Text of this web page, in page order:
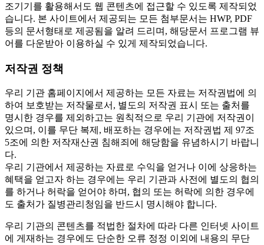
조기기를 활용해서도 웹 콘텐츠에 접근할 수 있도록 제작되었
습니다. 본 사이트에서 제공되는 모든 첨부문서는 HWP, PDF
등의 문서형태로 제공됨을 알려 드리며, 해당문서 프로그램 뷰
어를 다운받아 이용하실 수 있게 제작되었습니다.
저작권 정책
우리 기관 홈페이지에서 제공하는 모든 자료는 저작권법에 의
하여 보호받는 저작물로서, 별도의 저작권 표시 또는 출처를
명시한 경우를 제외하고는 원칙적으로 우리 기관에 저작권이
있으며, 이를 무단 복제, 배포하는 경우에는 저작권법 제 97조
5조에 의한 저작재산권 침해죄에 해당함을 유념하시기 바랍니
다.
우리 기관에서 제공하는 자료로 수익을 얻거나 이에 상응하는
혜택을 얻고자 하는 경우에는 우리 기관과 사전에 별도의 협의
를 하거나 허락을 얻어야 하며, 협의 또는 허락에 의한 경우에
도 출처가 질병관리청임을 반드시 명시해야 합니다.
우리 기관의 콘텐츠를 적법한 절차에 따라 다른 인터넷 사이트
에 게재하는 경우에도 단순한 오류 정정 이외에 내용의 무단